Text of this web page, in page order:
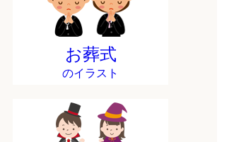
お葬式
のイラスト